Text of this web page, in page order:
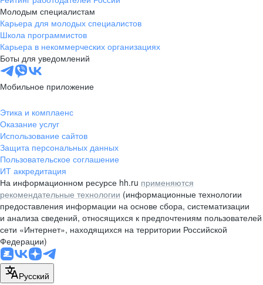
+7 383 207-94-64
pr@nsk.hh.ru
Минск
пр-т Дзержинского, д. 57,
10 этаж, помещение 45-1
pr@rabota.by
Алматы
пр. Абая, д. 151, БЦ Алатау,
12 этаж, офис 1209
+7 727 232-13-13
pr@headhunter.com.kz
Молодым специалистам
Карьера для молодых специалистов
Школа программистов
Карьера в некоммерческих организациях
Боты для уведомлений
Мобильное приложение
Этика и комплаенс
Оказание услуг
Использование сайтов
Защита персональных данных
Пользовательское соглашение
ИТ аккредитация
На информационном ресурсе hh.ru применяются
рекомендательные технологии (информационные технологии
предоставления информации на основе сбора, систематизации
и анализа сведений, относящихся к предпочтениям пользователей
сети «Интернет», находящихся на территории Российской
Федерации)
Русский